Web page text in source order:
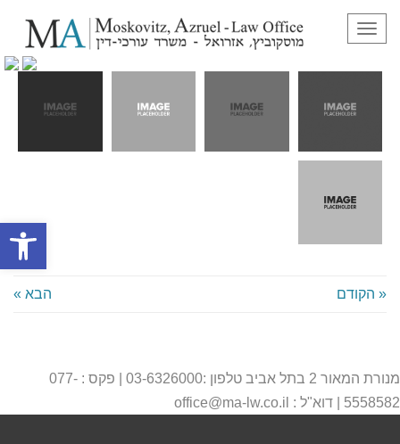
פתח
תפריט
גשר המנעולים
« הקודם הבא »
מנורת המאור 2 בתל אביב טלפון :03-6326000 | פקס : 077-
5558582 | דוא"ל : office@ma-lw.co.il